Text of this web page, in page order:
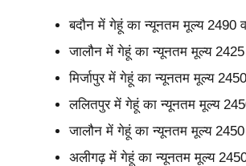
बदौन में गेहूं का न्यूनतम मूल्य 2490
जालौन में गेहूं का न्यूनतम मूल्य
मिर्जापुर में गेहूं का न्यूनतम मूल्य
ललितपुर में गेहूं का न्यूनतम मूल्य
जालौन में गेहूं का न्यूनतम मूल्य
अलीगढ़ में गेहूं का न्यूनतम मूल्य